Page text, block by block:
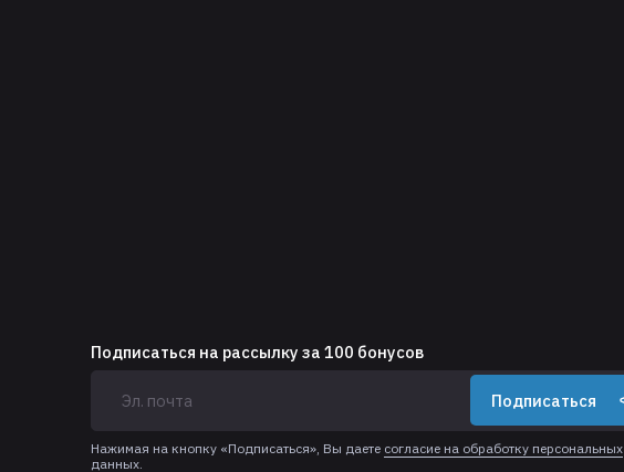
Подписаться на рассылку за 100 бонусов
Подписаться
Нажимая на кнопку «Подписаться», Вы даете согласие на обработку персональных
данных.